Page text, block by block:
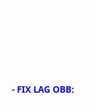
- FIX LAG OBB: